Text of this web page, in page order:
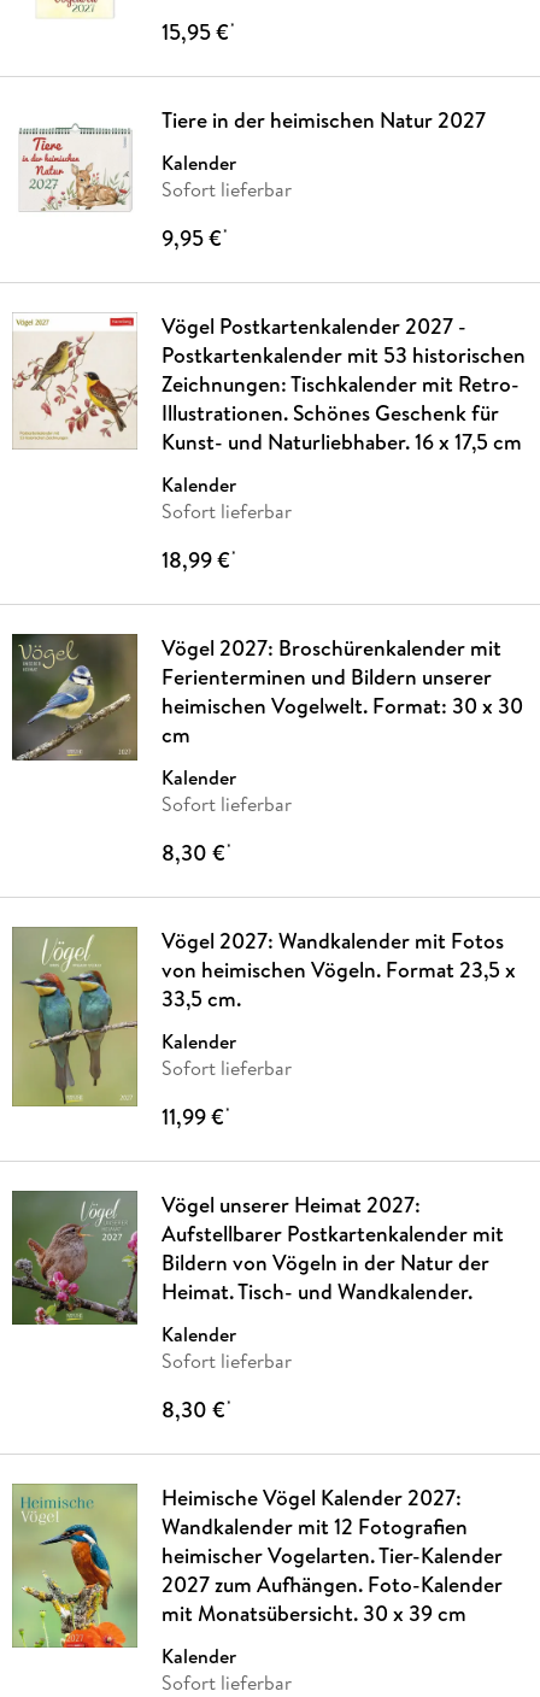
15,95 €*
Tiere in der heimischen Natur 2027
Kalender
Sofort lieferbar
9,95 €*
Vögel Postkartenkalender 2027 -
Postkartenkalender mit 53 historischen
Zeichnungen: Tischkalender mit Retro-
Illustrationen. Schönes Geschenk für
Kunst- und Naturliebhaber. 16 x 17,5 cm
Kalender
Sofort lieferbar
18,99 €*
Vögel 2027: Broschürenkalender mit
Ferienterminen und Bildern unserer
heimischen Vogelwelt. Format: 30 x 30
cm
Kalender
Sofort lieferbar
8,30 €*
Vögel 2027: Wandkalender mit Fotos
von heimischen Vögeln. Format 23,5 x
33,5 cm.
Kalender
Sofort lieferbar
11,99 €*
Vögel unserer Heimat 2027:
Aufstellbarer Postkartenkalender mit
Bildern von Vögeln in der Natur der
Heimat. Tisch- und Wandkalender.
Kalender
Sofort lieferbar
8,30 €*
Heimische Vögel Kalender 2027:
Wandkalender mit 12 Fotografien
heimischer Vogelarten. Tier-Kalender
2027 zum Aufhängen. Foto-Kalender
mit Monatsübersicht. 30 x 39 cm
Kalender
Sofort lieferbar